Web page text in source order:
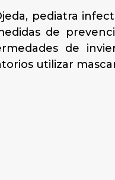
pediatra
de
de
utilizar